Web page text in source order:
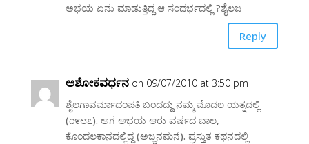
ಅಭಯ ಏನು ಮಾಡುತ್ತಿದ್ದ ಆ ಸಂದರ್ಭದಲ್ಲಿ ?ಶೈಲಜ
Reply
ಅಶೋಕವರ್ಧನ on 09/07/2010 at 3:50 pm
ಶೈಲಗಾವರ್ಮಾದಂಪತಿ ಬಂದದ್ದು ನಮ್ಮ ಮೊದಲ ಯತ್ನದಲ್ಲಿ
(೧೯೮೭). ಅಗ ಅಭಯ ಆರು ವರ್ಷದ ಬಾಲ,
ಕೊಂದಲಕಾನದಲ್ಲಿದ್ದ (ಅಜ್ಜನಮನೆ). ಪ್ರಸ್ತುತ ಕಥನದಲ್ಲಿ